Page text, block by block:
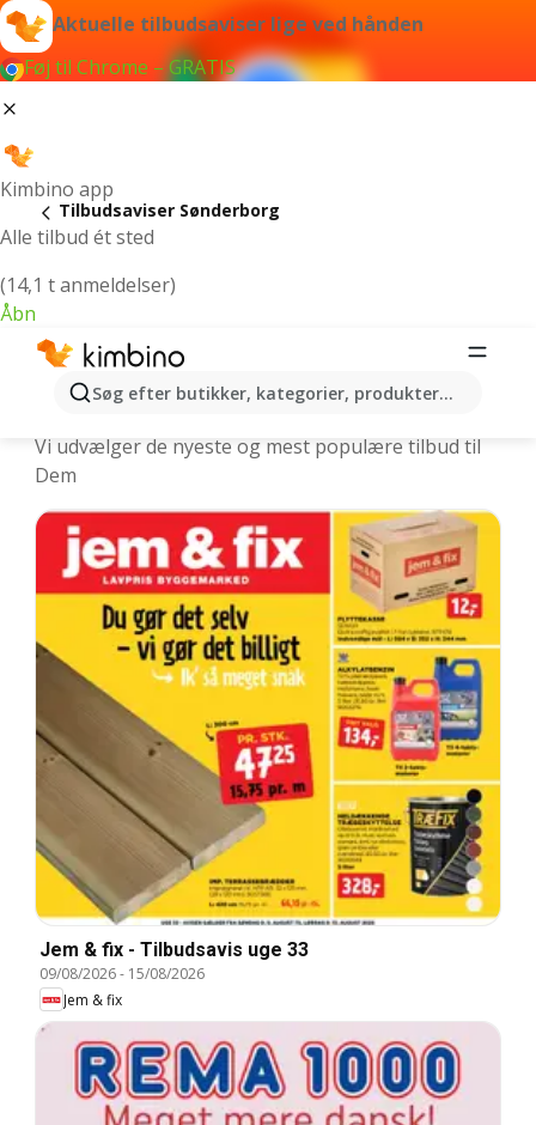
Aktuelle tilbudsaviser lige ved hånden
Føj til Chrome – GRATIS
Kimbino app
Alle tilbud ét sted
(14,1 t anmeldelser)
Åbn
Søg efter butikker, kategorier, produkter...
Tilbudsaviser Sønderborg
Sønderborg | Nyeste tilbudsaviser og
Vi udvælger de nyeste og mest populære tilbud til
Dem
Jem & fix - Tilbudsavis uge 33
09/08/2026- 15/08/2026
Jem & fix